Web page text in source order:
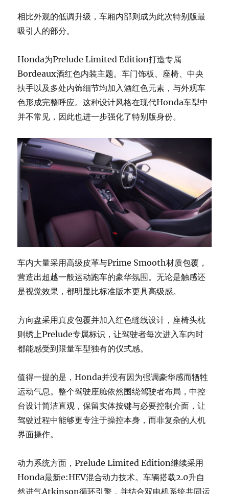
相比外观的低调升级，车厢内部则成为此次特别版最
吸引人的部分。
Honda为Prelude Limited Edition打造专属
Bordeaux酒红色内装主题。车门饰板、座椅、中央
扶手以及多处内饰细节均加入酒红色元素，与外观车
色形成完整呼应。这种设计风格在现代Honda车型中
并不常见，因此也进一步强化了特别版身份。
车内大量采用高级皮革与Prime Smooth材质包覆，
营造出超越一般运动跑车的豪华氛围。无论是触感还
是视觉效果，都明显比标准版本更具高级感。
方向盘采用真皮包覆并加入红色缝线设计，座椅头枕
则绣上Prelude专属标识，让驾驶者每次进入车内时
都能感受到限量车型独有的仪式感。
值得一提的是，Honda并没有因为强调豪华感而牺牲
运动气息。整个驾驶座舱依然围绕驾驶者布局，中控
台设计简洁直观，保留实体按键与必要控制介面，让
驾驶过程中能够更专注于操控本身，而非复杂的人机
界面操作。
动力系统方面，Prelude Limited Edition继续采用
Honda最新e:HEV混合动力技术。车辆搭载2.0升自
然进气Atkinson循环引擎，并结合双电机系统共同运